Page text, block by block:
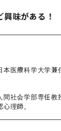
味がある！
本医療科学大学兼
社会学部専任教
理師。